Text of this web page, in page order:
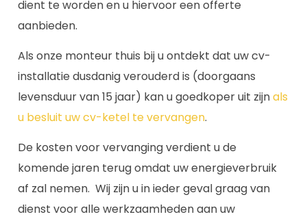
dient te worden en u hiervoor een offerte
aanbieden.
Als onze monteur thuis bij u ontdekt dat uw cv-
installatie dusdanig verouderd is (doorgaans
levensduur van 15 jaar) kan u goedkoper uit zijnals
u besluit uw cv-ketel te vervangen.
De kosten voor vervanging verdient u de
komende jaren terug omdat uw energieverbruik
af zal nemen. Wij zijn u in ieder geval graag van
dienst voor alle werkzaamheden aan uw